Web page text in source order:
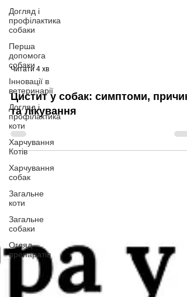
Догляд і
профілактика
собаки
Перша
допомога
собаки
Інновації в
ветеринарії
Догляд і
профілактика
коти
Харчування
Котів
Харчування
собак
Загальне
коти
Загальне
собаки
Огляд
препаратів
Читати 4 хв
Цистит у собак: симптоми,
та лікування